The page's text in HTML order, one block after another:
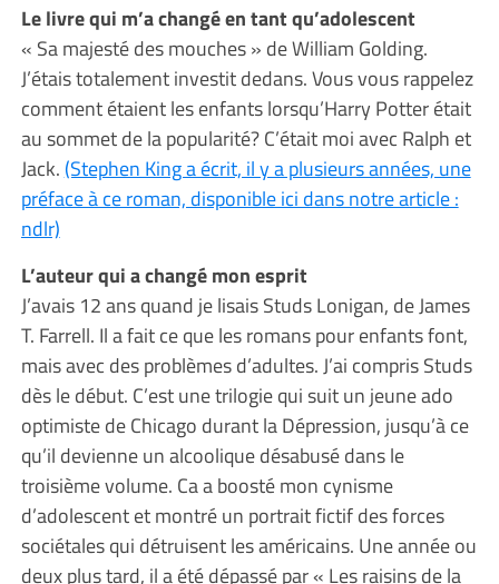
Le livre qui m’a changé en tant qu’adolescent
« Sa majesté des mouches » de William Golding.
J’étais totalement investit dedans. Vous vous rappelez
comment étaient les enfants lorsqu’Harry Potter était
au sommet de la popularité? C’était moi avec Ralph et
Jack. (Stephen King a écrit, il y a plusieurs années, une
préface à ce roman, disponible ici dans notre article :
ndlr)
L’auteur qui a changé mon esprit
J’avais 12 ans quand je lisais Studs Lonigan, de James
T. Farrell. Il a fait ce que les romans pour enfants font,
mais avec des problèmes d’adultes. J’ai compris Studs
dès le début. C’est une trilogie qui suit un jeune ado
optimiste de Chicago durant la Dépression, jusqu’à ce
qu’il devienne un alcoolique désabusé dans le
troisième volume. Ca a boosté mon cynisme
d’adolescent et montré un portrait fictif des forces
sociétales qui détruisent les américains. Une année ou
deux plus tard, il a été dépassé par « Les raisins de la